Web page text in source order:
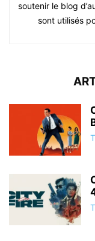
soutenir le blog
sont utilisés